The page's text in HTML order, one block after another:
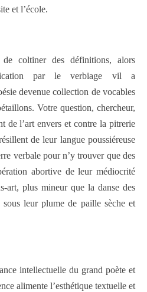
et l’école.
coltiner des définitions, alors
par le verbiage vil a
devenue collection de vocables
Votre question, chercheur,
de l’art envers et contre la pitrerie
de leur langue poussiéreuse
verbale pour n’y trouver que des
abortive de leur médiocrité
art, plus mineur que la danse des
sous leur plume de paille sèche et
intellectuelle du grand poète et
alimente l’esthétique textuelle et